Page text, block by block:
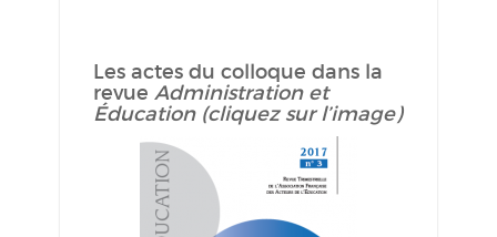
Les actes du colloque dans la
revue Administration et
Éducation (cliquez sur l’image)